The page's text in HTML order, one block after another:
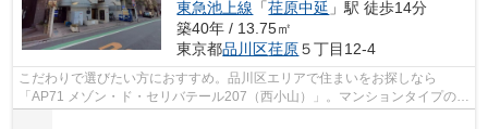
東急池上線 「荏原中延 」駅 徒歩14分
築40年 / 13.75㎡
東京都品川区荏原５丁目12-4
こだわりで選びたい方におすすめ。品川区エリアで住まいをお探しなら
「AP71 メゾン・ド・セリバテール207（西小山）」。マンションタイプのお